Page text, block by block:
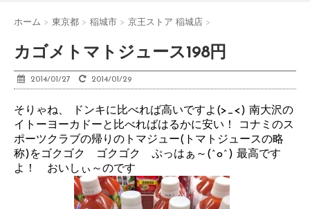
ホーム > 東京都 > 稲城市 > 京王ストア 稲城店 >
カゴメトマトジュース198円
2014/01/27 2014/01/29
そりゃね、 ドンキに比べれば高いですよ(>_<) 南大沢の
イトーヨーカドーと比べればはるかに安い！ コナミのス
ポーツクラブの帰りのトマジュー(トマトジュースの略
称)をゴクゴク ゴクゴク ぷっはぁ～(^o^) 最高です
よ！ おいしぃ～のです